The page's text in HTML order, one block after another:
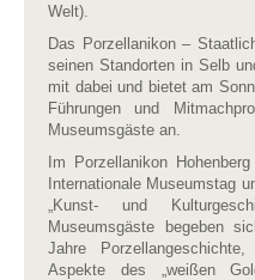
Welt).
Das Porzellanikon –
seinen Standorten in Selb
mit dabei und bietet am
Führungen und
Museumsgäste an.
Im Porzellanikon
Internationale Museumstag
„Kunst- und
Museumsgäste begeben
Jahre
Aspekte des „weißen